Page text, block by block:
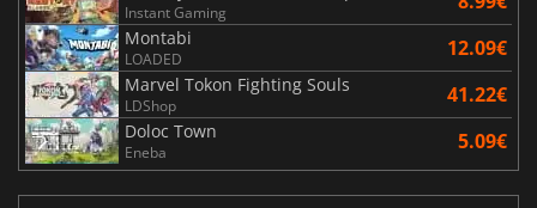
Instant Gaming
Montabi
LOADED 12.09€
Marvel Tokon Fighting Souls
LDShop 41.22€
Doloc Town
Eneba 5.09€